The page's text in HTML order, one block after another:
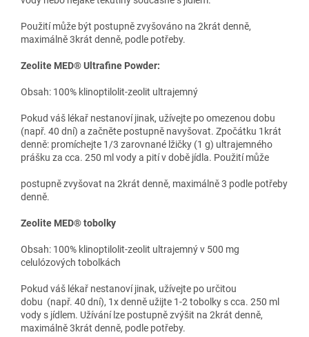
Použití může být postupně zvyšováno na 2krát denně,
maximálně 3krát denně, podle potřeby.
Zeolite MED® Ultrafine Powder:
Obsah: 100% klinoptilolit-zeolit ​​ultrajemný
Pokud váš lékař nestanoví jinak, užívejte po omezenou dobu
(např. 40 dní) a začněte postupně navyšovat. Zpočátku 1krát
denně: promíchejte 1/3 zarovnané lžičky (1 g) ultrajemného
prášku za cca. 250 ml vody a pití v době jídla. Použití může
postupně zvyšovat na 2krát denně, maximálně 3 podle potřeby
denně.
Zeolite MED® tobolky
Obsah: 100% klinoptilolit-zeolit ​​ultrajemný v 500 mg
celulózových tobolkách
Pokud váš lékař nestanoví jinak, užívejte po určitou
dobu (např. 40 dní), 1x denně užijte 1-2 tobolky s cca. 250 ml
vody s jídlem. Užívání lze postupně zvýšit na 2krát denně,
maximálně 3krát denně, podle potřeby.